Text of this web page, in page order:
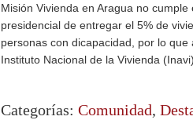
Misión Vivienda en Aragua no cumple
presidencial de entregar el 5% de
personas con dicapacidad, por lo que
Instituto Nacional de la Vivienda
Categorías: Comunidad,